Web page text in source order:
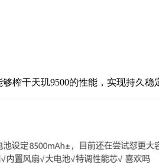
榨干天玑9500的性能，实现持久稳